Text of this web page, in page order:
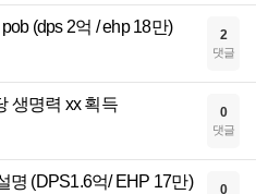
(dps 2억 / ehp 18만) 2
댓글
생명력 xx 획득 0
댓글
명 (DPS1.6억/ EHP 17만) 0